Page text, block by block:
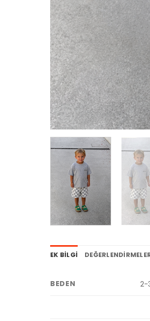
EK BILGI
BEDEN 2-